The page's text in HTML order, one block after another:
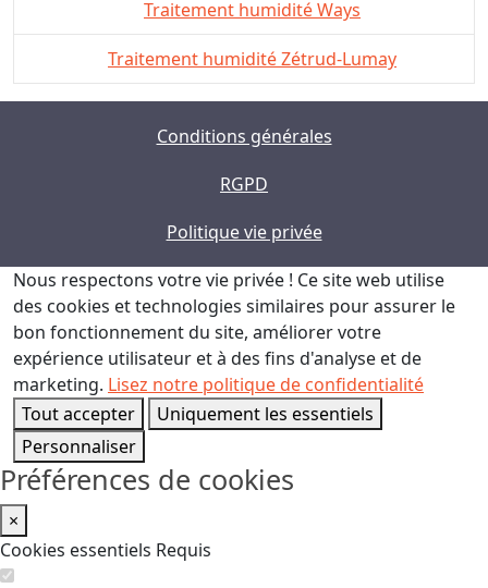
Traitement humidité Ways
Traitement humidité Zétrud-Lumay
Conditions générales
RGPD
Politique vie privée
Nous respectons votre vie privée ! Ce site web utilise
des cookies et technologies similaires pour assurer le
bon fonctionnement du site, améliorer votre
expérience utilisateur et à des fins d'analyse et de
marketing. Lisez notre politique de confidentialité
Tout accepter
Uniquement les essentiels
Personnaliser
Préférences de cookies
×
Cookies essentiels Requis